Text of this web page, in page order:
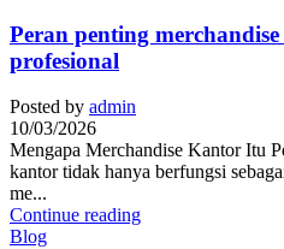
Peran penting
profesional
Posted by admin
10/03/2026
Mengapa Merchandise Kantor Itu
kantor tidak hanya berfungsi
me...
Continue reading
Blog